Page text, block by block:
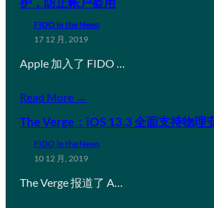
FIDO in the News
17 12 月, 2019
Apple 加入了 FIDO …
Read More →
The Verge：iOS 13.3 全面支持物理
FIDO in the News
10 12 月, 2019
The Verge 报道了 A…